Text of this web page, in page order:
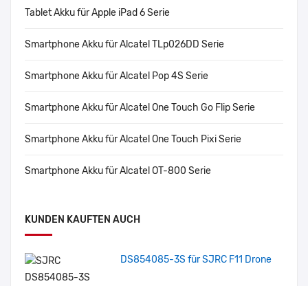
Tablet Akku für Apple iPad 6 Serie
Smartphone Akku für Alcatel TLp026DD Serie
Smartphone Akku für Alcatel Pop 4S Serie
Smartphone Akku für Alcatel One Touch Go Flip Serie
Smartphone Akku für Alcatel One Touch Pixi Serie
Smartphone Akku für Alcatel OT-800 Serie
KUNDEN KAUFTEN AUCH
DS854085-3S für SJRC F11 Drone